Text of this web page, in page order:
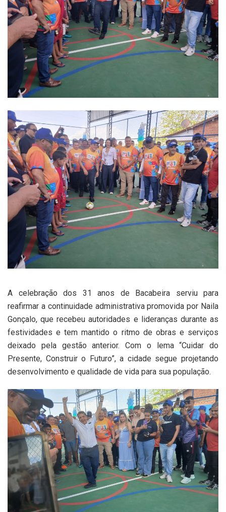
A celebração dos 31 anos de Bacabeira serviu para
reafirmar a continuidade administrativa promovida por Naila
Gonçalo, que recebeu autoridades e lideranças durante as
festividades e tem mantido o ritmo de obras e serviços
deixado pela gestão anterior. Com o lema “Cuidar do
Presente, Construir o Futuro”, a cidade segue projetando
desenvolvimento e qualidade de vida para sua população.